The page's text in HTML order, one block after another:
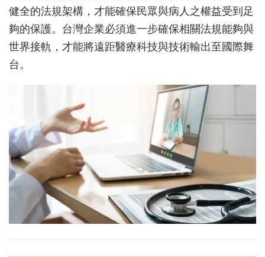
健全的法規架構，才能確保民眾與病人之權益受到足
夠的保護。台灣企業必須進一步確保相關法規能夠與
世界接軌，才能將遠距醫療科技與技術輸出至國際舞
台。